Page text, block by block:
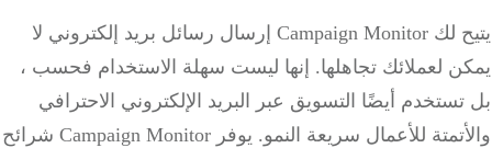
يتيح لك Campaign Monitor إرسال رسائل بريد إلكتروني لا
لعملائك تجاهلها.إنها ليست سهلة الاستخدام فحسب ،
أيضًا التسويق عبر البريد الإلكتروني الاحترافي
للأعمال سريعة النمو.
يوفر Campaign Monitor شرائح